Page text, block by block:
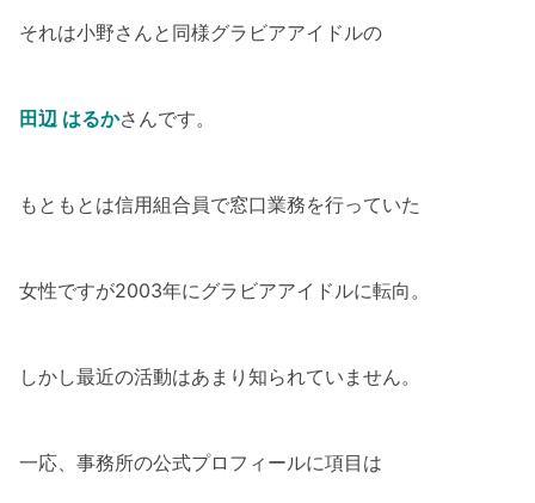
それは小野さんと同様グラビアアイドルの
田辺 はるかさんです。
もともとは信用組合員で窓口業務を行っていた
女性ですが2003年にグラビアアイドルに転向。
しかし最近の活動はあまり知られていません。
一応、事務所の公式プロフィールに項目は